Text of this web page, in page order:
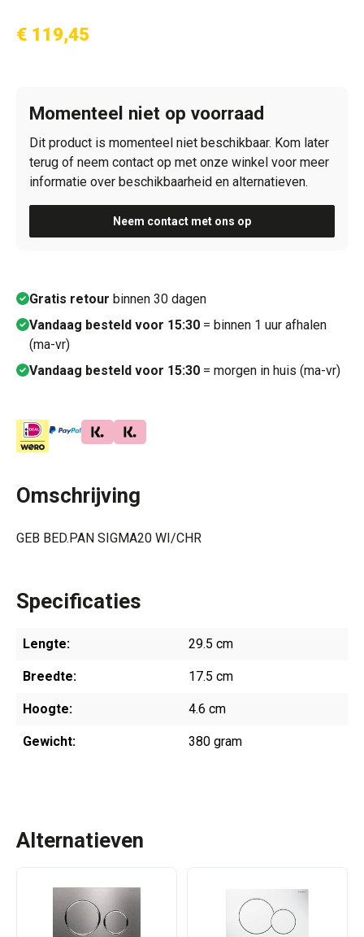
€ 119,45
Momenteel niet op voorraad
Dit product is momenteel niet beschikbaar. Kom later
terug of neem contact op met onze winkel voor meer
informatie over beschikbaarheid en alternatieven.
Neem contact met ons op
Gratis retour binnen 30 dagen
Vandaag besteld voor 15:30 = binnen 1 uur afhalen
(ma-vr)
Vandaag besteld voor 15:30 = morgen in huis (ma-vr)
Omschrijving
GEB BED.PAN SIGMA20 WI/CHR
Specificaties
Lengte: 29.5 cm
Breedte: 17.5 cm
Hoogte: 4.6 cm
Gewicht: 380 gram
Alternatieven